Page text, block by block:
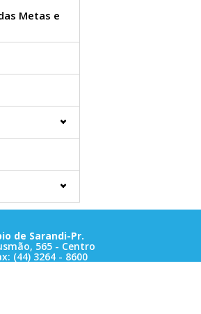
Metas e
de Sarandi-Pr.
565 - Centro
(44) 3264 - 8600